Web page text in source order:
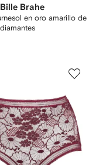
Brahe
en oro amarillo de